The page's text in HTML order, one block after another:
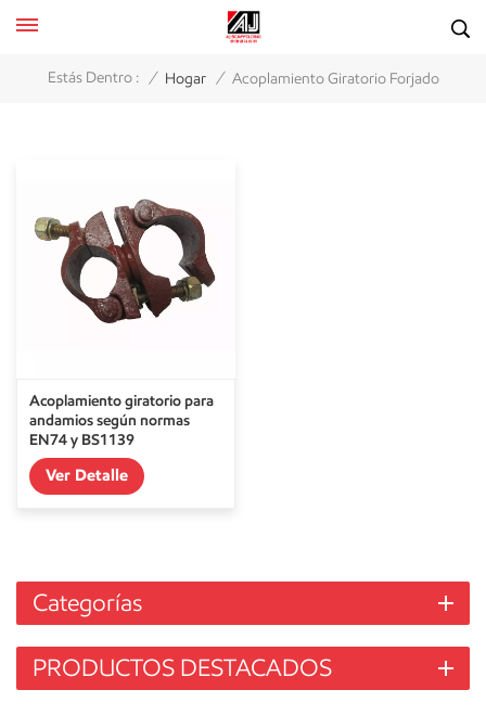
Estás Dentro : / Hogar / Acoplamiento Giratorio Forjado
Acoplamiento giratorio para
andamios según normas
EN74 y BS1139
Ver Detalle
Categorías
PRODUCTOS DESTACADOS